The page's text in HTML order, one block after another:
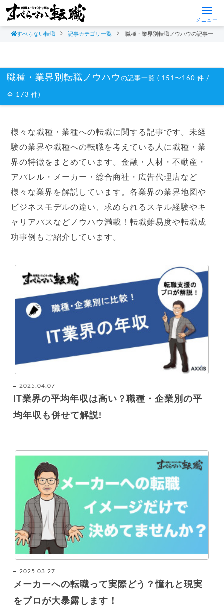
メニュー
すべらない転職 記事カテゴリ一覧 職種・業界別転職ノウハウの記事一覧
職種・業界別転職ノウハウ の記事一覧 ( 151〜160 件 /
全 173 件)
様々な職種・業種への転職に関する記事です。未経
験の業界や職種への転職を考えている人に職種・業
界の特徴をまとめています。金融・人材・不動産・
アパレル・メーカー・総合商社・広告代理店など
様々な業界を解説しています。各業界の業界地図や
ビジネスモデルの違い、求められるスキル経験やキ
ャリアパスなどノウハウ満載！転職難易度や転職成
功事例もご紹介しています。
2025.04.07
IT業界の平均年収は高い？職種・企業別の平
均年収も併せて解説!
2025.03.27
メーカーへの転職って実際どう？憧れと現実
をプロが大暴露します！